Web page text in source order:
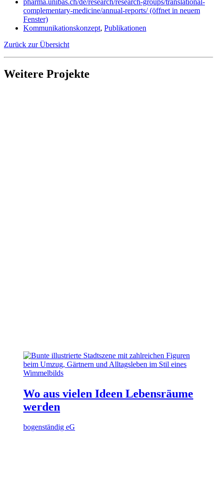
complementary-medicine/annual-reports/(öffnet in neuem
Fenster)
Kommunikationskonzept, Publikationen
Zurück zur Übersicht
Weitere Projekte
Wo aus vielen Ideen Lebensräume
werden
bogenständig eG